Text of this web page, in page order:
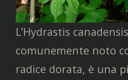
L’Hydrastis
comunemente noto
radice dorata, è una